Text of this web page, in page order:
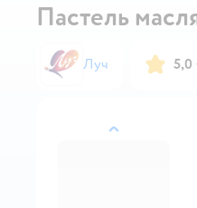
назад
Пастель
Луч 5,0